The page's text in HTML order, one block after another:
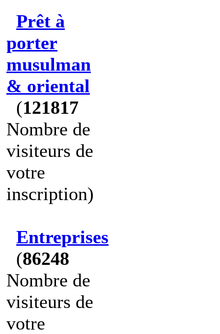
Prêt à
porter
musulman
& oriental
(121817
Nombre de
visiteurs de
votre
inscription)
Entreprises
(86248
Nombre de
visiteurs de
votre